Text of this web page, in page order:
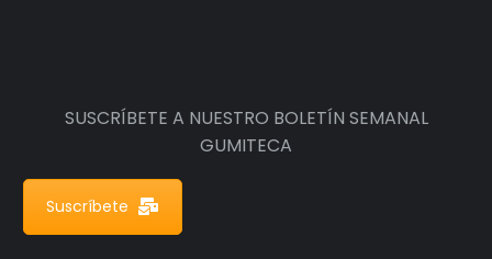
SUSCRÍBETE A NUESTRO BOLETÍN SEMANAL
GUMITECA
Suscríbete